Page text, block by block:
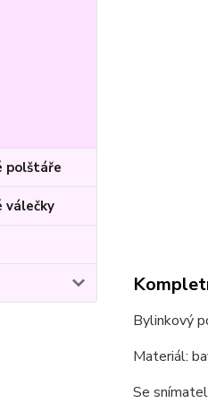
polštáře
válečky
Bylinkový
Materiál:
Se